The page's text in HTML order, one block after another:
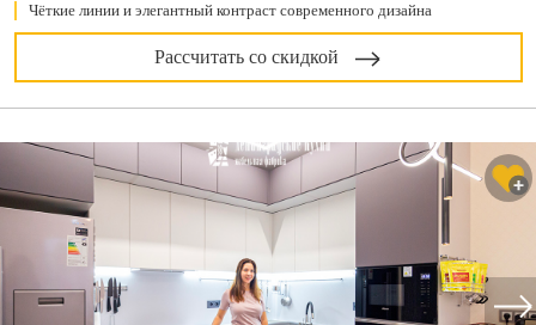
Чёткие линии и элегантный контраст современного дизайна
Рассчитать со скидкой